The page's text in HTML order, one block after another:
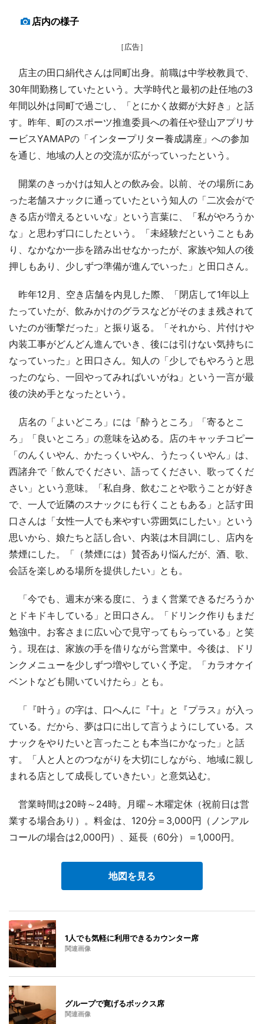
店内の様子
［広告］
店主の田口絹代さんは同町出身。前職は中学校教員で、
30年間勤務していたという。大学時代と最初の赴任地の3
年間以外は同町で過ごし、「とにかく故郷が大好き」と話
す。昨年、町のスポーツ推進委員への着任や登山アプリサ
ービスYAMAPの「インタープリター養成講座」への参加
を通じ、地域の人との交流が広がっていったという。
開業のきっかけは知人との飲み会。以前、その場所にあ
った老舗スナックに通っていたという知人の「二次会がで
きる店が増えるといいな」という言葉に、「私がやろうか
な」と思わず口にしたという。「未経験だということもあ
り、なかなか一歩を踏み出せなかったが、家族や知人の後
押しもあり、少しずつ準備が進んでいった」と田口さん。
昨年12月、空き店舗を内見した際、「閉店して1年以上
たっていたが、飲みかけのグラスなどがそのまま残されて
いたのが衝撃だった」と振り返る。「それから、片付けや
内装工事がどんどん進んでいき、後には引けない気持ちに
なっていった」と田口さん。知人の「少しでもやろうと思
ったのなら、一回やってみればいいがね」という一言が最
後の決め手となったという。
店名の「よいどころ」には「酔うところ」「寄るとこ
ろ」「良いところ」の意味を込める。店のキャッチコピー
「のんくいやん、かたっくいやん、うたっくいやん」は、
西諸弁で「飲んでください、語ってください、歌ってくだ
さい」という意味。「私自身、飲むことや歌うことが好き
で、一人で近隣のスナックにも行くこともある」と話す田
口さんは「女性一人でも来やすい雰囲気にしたい」という
思いから、娘たちと話し合い、内装は木目調にし、店内を
禁煙にした。「（禁煙には）賛否あり悩んだが、酒、歌、
会話を楽しめる場所を提供したい」とも。
「今でも、週末が来る度に、うまく営業できるだろうか
とドキドキしている」と田口さん。「ドリンク作りもまだ
勉強中。お客さまに広い心で見守ってもらっている」と笑
う。現在は、家族の手を借りながら営業中。今後は、ドリ
ンクメニューを少しずつ増やしていく予定。「カラオケイ
ベントなども開いていけたら」とも。
「『叶う』の字は、口へんに『十』と『プラス』が入っ
ている。だから、夢は口に出して言うようにしている。ス
ナックをやりたいと言ったことも本当にかなった」と話
す。「人と人とのつながりを大切にしながら、地域に親し
まれる店として成長していきたい」と意気込む。
営業時間は20時～24時。月曜～木曜定休（祝前日は営
業する場合あり）。料金は、120分＝3,000円（ノンアル
コールの場合は2,000円）、延長（60分）＝1,000円。
地図を見る
1人でも気軽に利用できるカウンター席
関連画像
グループで寛げるボックス席
関連画像